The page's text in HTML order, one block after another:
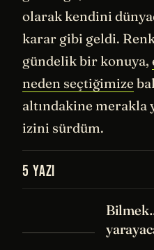
olarak kendini
karar gibi geldi.
gündelik bir konuya,
neden seçtiğimize
altındakine merakla
izini sürdüm.
5 YAZI